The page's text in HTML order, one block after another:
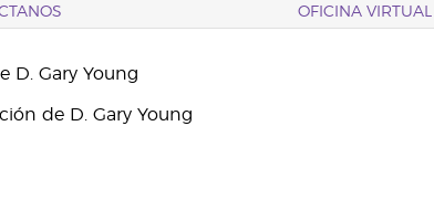
OFICINA VIRTUAL
D. Gary Young
de D. Gary Young